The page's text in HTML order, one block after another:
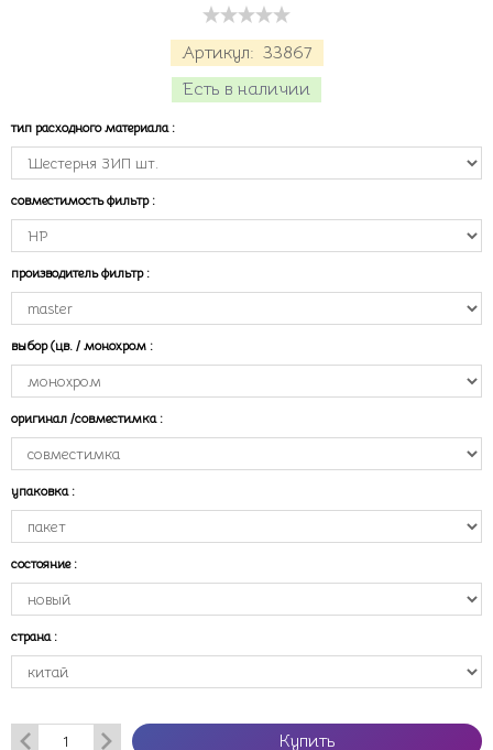
Артикул: 33867
Есть в наличии
тип расходного материала :
совместимость фильтр :
производитель фильтр :
выбор (цв. / монохром :
оригинал /совместимка :
упаковка :
состояние :
страна :
Купить